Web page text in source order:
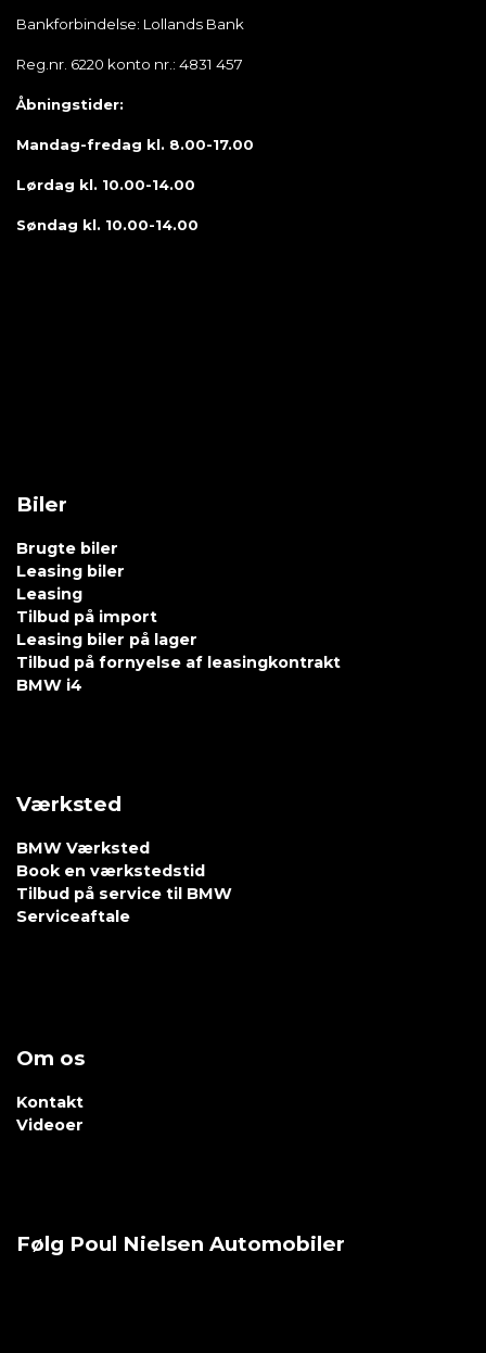
Bankforbindelse: Lollands Bank
Reg.nr. 6220 konto nr.: 4831 457
Åbningstider:
Mandag-fredag kl. 8.00-17.00
Lørdag kl. 10.00-14.00
Søndag kl. 10.00-14.00
Biler
Brugte biler
Leasing biler
Leasing
Tilbud på import
Leasing biler på lager
Tilbud på fornyelse af leasingkontrakt
BMW i4
Værksted
BMW Værksted
Book en værkstedstid
Tilbud på service til BMW
Serviceaftale
Om os
Kontakt
Videoer
Følg Poul Nielsen Automobiler